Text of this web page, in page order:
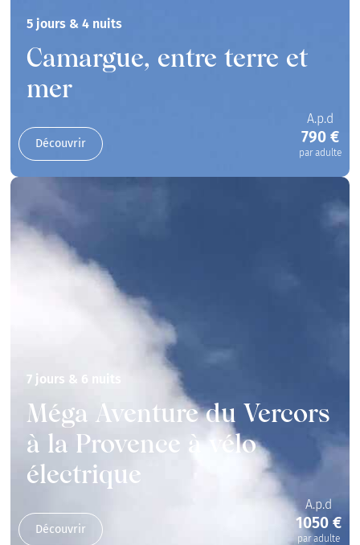
5 jours & 4 nuits
Camargue, entre terre et
mer
Découvrir
A.p.d
790 €
par adulte
7 jours & 6 nuits
Méga Aventure du Vercors
à la Provence à vélo
électrique
Découvrir
A.p.d
1050 €
par adulte